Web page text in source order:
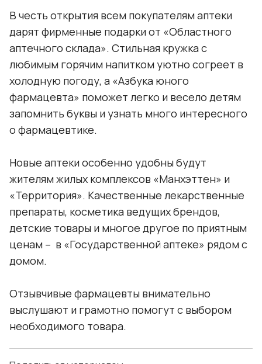
В честь открытия всем покупателям аптеки
дарят фирменные подарки от «Областного
аптечного склада». Стильная кружка с
любимым горячим напитком уютно согреет в
холодную погоду, а «Азбука юного
фармацевта» поможет легко и весело детям
запомнить буквы и узнать много интересного
о фармацевтике.
Новые аптеки особенно удобны будут
жителям жилых комплексов «Манхэттен» и
«Территория». Качественные лекарственные
препараты, косметика ведущих брендов,
детские товары и многое другое по приятным
ценам – в «Государственной аптеке» рядом с
домом.
Отзывчивые фармацевты внимательно
выслушают и грамотно помогут с выбором
необходимого товара.